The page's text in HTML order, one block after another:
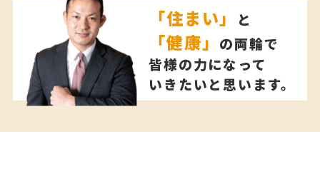
「住まい」 と
「健康」 の両輪で
皆様の力になって
いきたいと思います。